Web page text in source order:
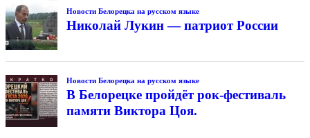
Новости Белорецка на русском языке
Николай Лукин — патриот России
Новости Белорецка на русском языке
В Белорецке пройдёт рок-фестиваль
памяти Виктора Цоя.